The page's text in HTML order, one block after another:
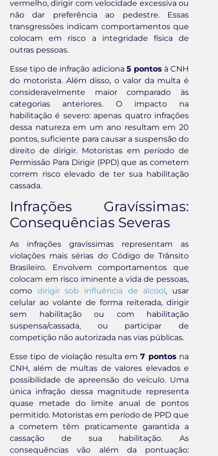
vermelho, dirigir com velocidade excessiva ou
não dar preferência ao pedestre. Essas
transgressões indicam comportamentos que
colocam em risco a integridade física de
outras pessoas.
Esse tipo de infração adiciona 5 pontos à CNH
do motorista. Além disso, o valor da multa é
consideravelmente maior comparado às
categorias anteriores. O impacto na
habilitação é severo: apenas quatro infrações
dessa natureza em um ano resultam em 20
pontos, suficiente para causar a suspensão do
direito de dirigir. Motoristas em período de
Permissão Para Dirigir (PPD) que as cometem
correm risco elevado de ter sua habilitação
cassada.
Infrações Gravíssimas:
Consequências Severas
As infrações gravíssimas representam as
violações mais sérias do Código de Trânsito
Brasileiro. Envolvem comportamentos que
colocam em risco iminente a vida de pessoas,
como dirigir sob influência de álcool , usar
celular ao volante de forma reiterada, dirigir
sem habilitação ou com habilitação
suspensa/cassada, ou participar de
competição não autorizada nas vias públicas.
Esse tipo de violação resulta em7 pontos na
CNH, além de multas de valores elevados e
possibilidade de apreensão do veículo. Uma
única infração dessa magnitude representa
quase metade do limite anual de pontos
permitido. Motoristas em período de PPD que
a cometem têm praticamente garantida a
cassação de sua habilitação. As
consequências vão além da pontuação: